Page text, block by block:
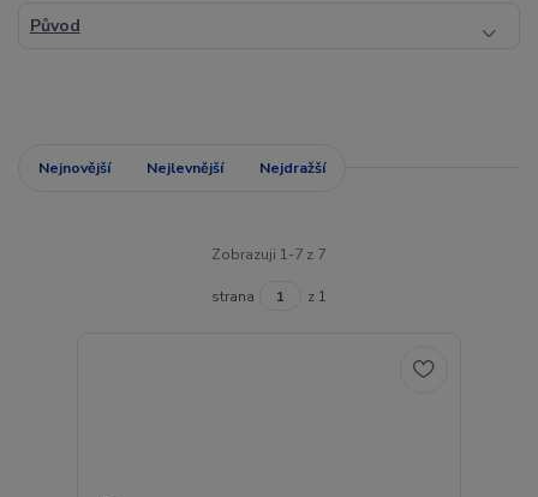
Původ
Nejnovější Nejlevnější Nejdražší
Zobrazuji 1-7 z 7
strana z 1